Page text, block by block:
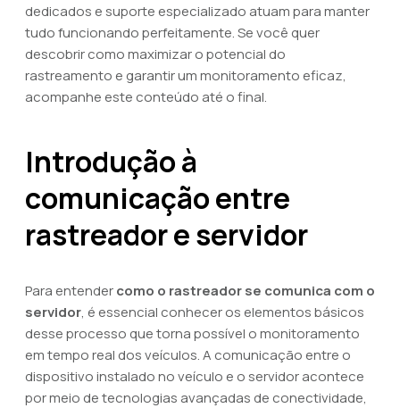
dedicados e suporte especializado atuam para manter
tudo funcionando perfeitamente. Se você quer
descobrir como maximizar o potencial do
rastreamento e garantir um monitoramento eficaz,
acompanhe este conteúdo até o final.
Introdução à
comunicação entre
rastreador e servidor
Para entendercomo o rastreador se comunica com o
servidor, é essencial conhecer os elementos básicos
desse processo que torna possível o monitoramento
em tempo real dos veículos. A comunicação entre o
dispositivo instalado no veículo e o servidor acontece
por meio de tecnologias avançadas de conectividade,